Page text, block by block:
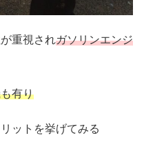
重視されガソリンエンジ
有り
ットを挙げてみる